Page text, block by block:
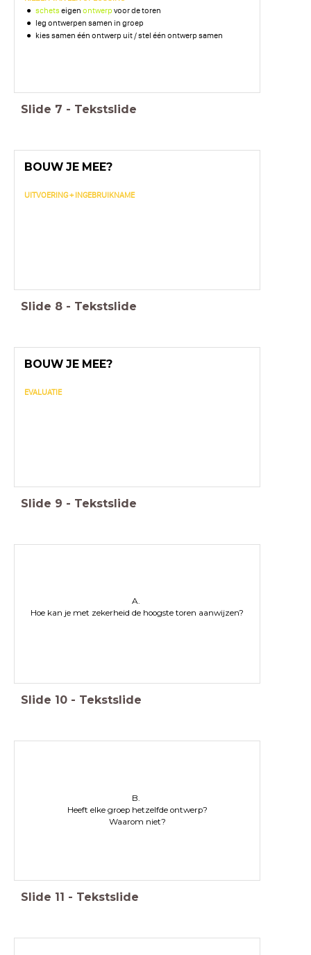
schetseigenontwerp voor de toren
leg ontwerpen samen in groep
kies samen één ontwerp uit / stel één ontwerp samen
Slide 7 - Tekstslide
BOUW JE MEE?
UITVOERING + INGEBRUIKNAME
Slide 8 - Tekstslide
BOUW JE MEE?
EVALUATIE
Slide 9 - Tekstslide
A.
Hoe kan je met zekerheid de hoogste toren aanwijzen?
Slide 10 - Tekstslide
B.
Heeft elke groep hetzelfde ontwerp?
Waarom niet?
Slide 11 - Tekstslide